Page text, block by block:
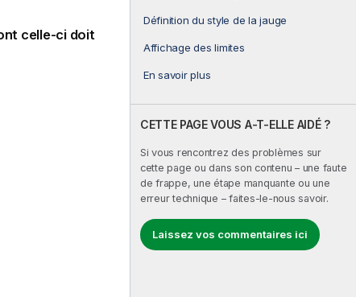
Définition du style de la jauge
Affichage des limites
En savoir plus
CETTE PAGE VOUS A-T-ELLE AIDÉ ?
Si vous rencontrez des problèmes sur
cette page ou dans son contenu – une faute
de frappe, une étape manquante ou une
erreur technique – faites-le-nous savoir.
Laissez vos commentaires ici
celle-ci doit